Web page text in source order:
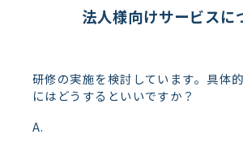
法人様向けサービスに
研修の実施を検討しています。具体
にはどうするといいですか？